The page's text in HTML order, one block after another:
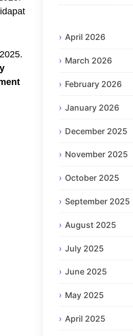
April 2026
March 2026
February 2026
January 2026
December 2025
November 2025
October 2025
September 2025
August 2025
July 2025
June 2025
May 2025
April 2025